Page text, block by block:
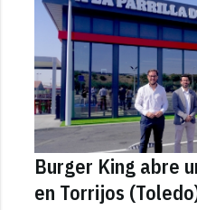
Burger King abre
en Torrijos